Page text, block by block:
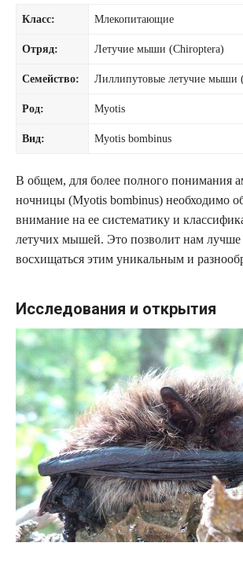
Класс: Млекопитающие
Отряд: Летучие мыши (Chiroptera)
Семейство: Лиллипутовые летучие мыши
Род: Myotis
Вид: Myotis bombinus
В общем, для более полного понимания
ночницы (Myotis bombinus) необходимо
внимание на ее систематику и
летучих мышей. Это позволит нам лучше
восхищаться этим уникальным и
Исследования и открытия